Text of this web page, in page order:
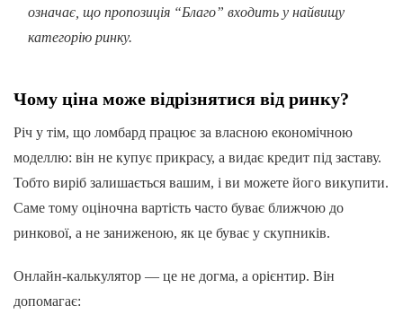
означає, що пропозиція “Благо” входить у найвищу
категорію ринку.
Чому ціна може відрізнятися від ринку?
Річ у тім, що ломбард працює за власною економічною
моделлю: він не купує прикрасу, а видає кредит під заставу.
Тобто виріб залишається вашим, і ви можете його викупити.
Саме тому оціночна вартість часто буває ближчою до
ринкової, а не заниженою, як це буває у скупників.
Онлайн-калькулятор — це не догма, а орієнтир. Він
допомагає: